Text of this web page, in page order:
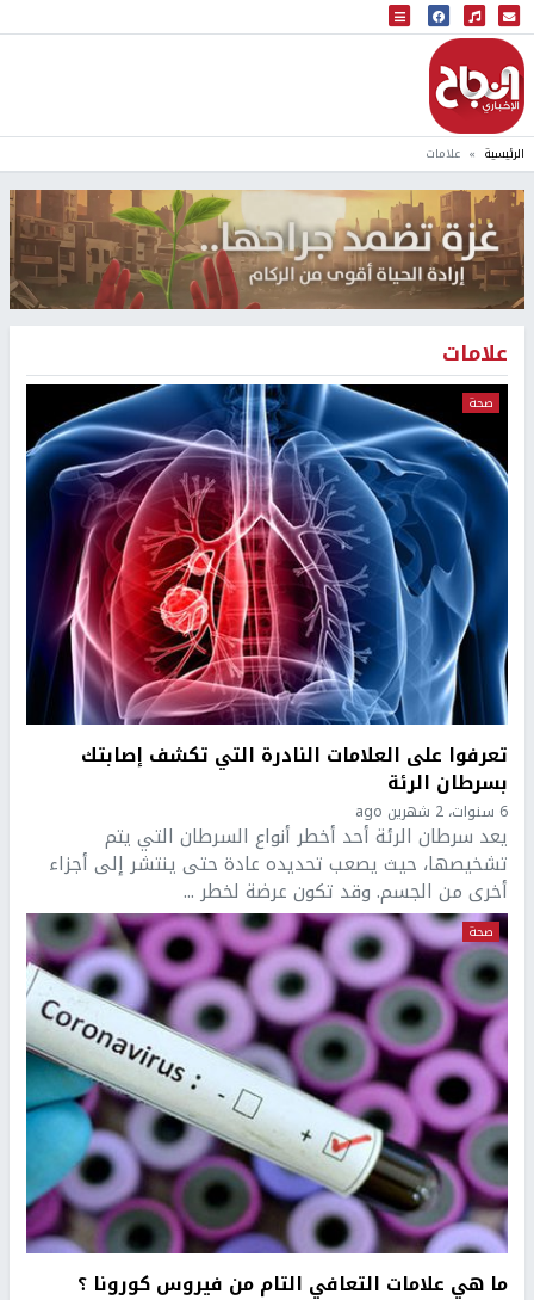
البث المباشر
إذاعة النجاح
الرئيسية علامات
علامات
صحة
تعرفوا على العلامات النادرة التي تكشف إصابتك
بسرطان الرئة
6 سنوات، 2 شهرين ago
يعد سرطان الرئة أحد أخطر أنواع السرطان التي يتم
تشخيصها، حيث يصعب تحديده عادة حتى ينتشر إلى أجزاء
أخرى من الجسم. وقد تكون عرضة لخطر ...
صحة
ما هي علامات التعافي التام من فيروس كورونا ؟